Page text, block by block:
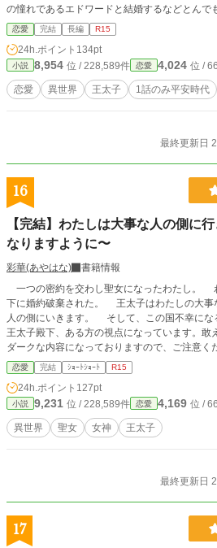
の憧れであるエドワードと結婚するなどとんで
を全く意に介しない王太子、彼女を溺愛し生涯
って彼女は人生の目標を達成できるのだろうか。 「小説家になろう」サイトで
完結済みです。大まかな流れに変更はありません。 「小説家になろう」サ
で番外編を投稿しています。
恋愛 完結 長編 R15
24h.ポイント 134pt
小説 8,954 位 / 228,589件 恋愛 4,024 位 /
恋愛 異世界 王太子 1話のみ平安時代
最終更新日
16
【完結】わたしは大事な人の側に
なりますように〜
彩華(あやはな)
書籍情報
一つの密約を交わし聖女になったわたし。
下に婚約破棄された。 王太子はわたしの大
人の側にいきます。 そして、この国不幸になる事を祈
王太子殿下、ある方の視点になっています。敢え
ダークな内容になっておりますので、ご注意く
ん。ですが、救済はいれました。
恋愛 完結 ｼｮｰﾄｼｮｰﾄ R15
24h.ポイント 127pt
小説 9,231 位 / 228,589件 恋愛 4,169 位 /
異世界 聖女 女神 王太子
最終更新日
17